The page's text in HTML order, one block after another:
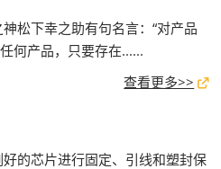
松下幸之助有句名言：“对产品
何产品，只要存在......
查看更多>>
的芯片进行固定、引线和塑封保